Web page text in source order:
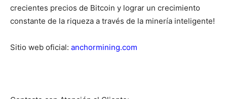
crecientes precios de Bitcoin y lograr un crecimiento
constante de la riqueza a través de la minería inteligente!
Sitio web oficial: anchormining.com